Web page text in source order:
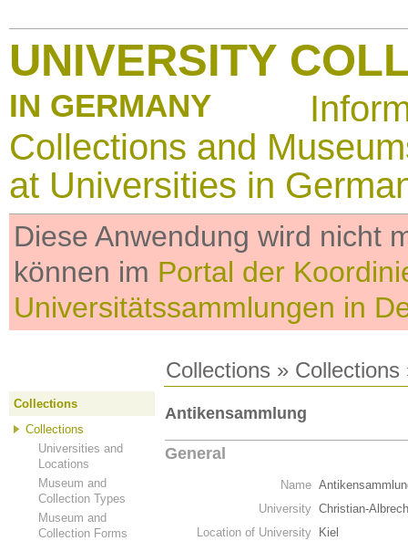
UNIVERSITY
IN GERMANY
Collections and
at Universities in
Diese Anwendung wird nicht
können im Portal der
Universitätssammlungen in
Collections » Collections
Collections
Collections
Universities and
Locations
Museum and
Collection Types
Museum and
Collection Forms
Antikensammlung
General
Name
University Christian-
Location of University
Kiel